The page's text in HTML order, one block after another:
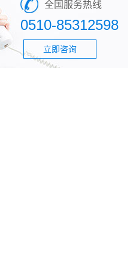
全国服务热线
0510-85312598
立即咨询